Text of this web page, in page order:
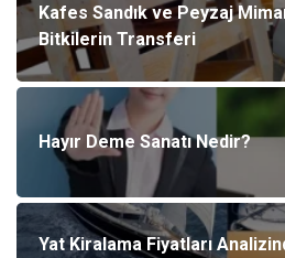
Kafes Sandık ve Peyzaj
Bitkilerin Transferi
Hayır Deme Sanatı Nedir?
Yat Kiralama Fiyatları